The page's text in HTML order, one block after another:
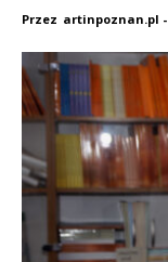
Przez artinpoznan.pl -